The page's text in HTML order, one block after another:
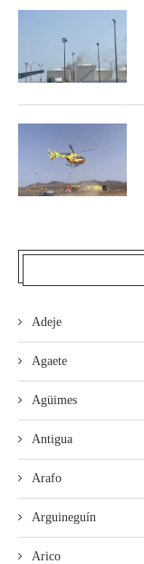
Adeje
Agaete
Agüimes
Antigua
Arafo
Arguineguín
Arico